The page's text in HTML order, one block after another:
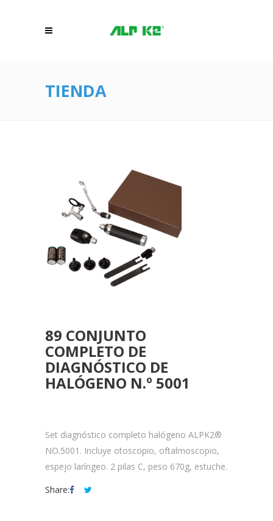
TIENDA
89 CONJUNTO
COMPLETO DE
DIAGNÓSTICO DE
HALÓGENO N.º 5001
Set diagnóstico completo halógeno ALPK2®
NO.5001. Incluye otoscopio, oftalmoscopio,
espejo laríngeo. 2 pilas C, peso 670g, estuche.
Share: